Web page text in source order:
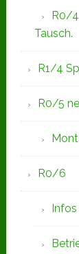
R0/4
Tausch.
R1/4
R0/5
R0/6